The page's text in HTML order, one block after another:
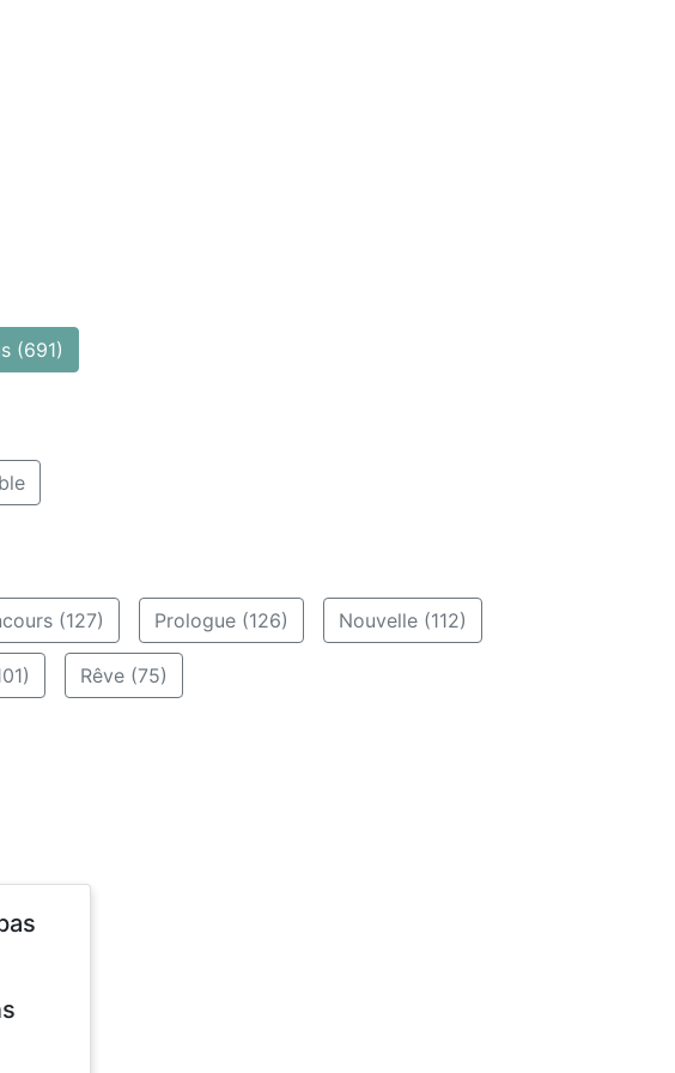
(691)
(127) Prologue (126) Nouvelle (112)
Rêve (75)